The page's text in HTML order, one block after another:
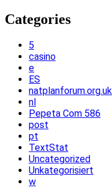
Categories
5
casino
e
ES
natplanforum.org.uk
nl
Pepeta Com 586
post
pt
TextStat
Uncategorized
Unkategorisiert
w